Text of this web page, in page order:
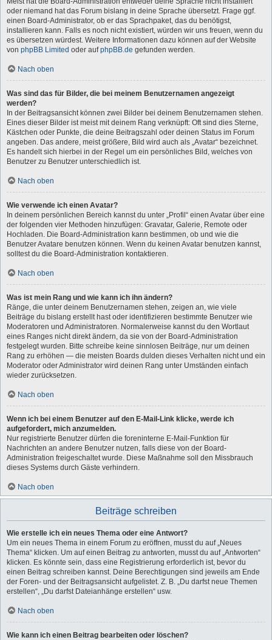
oder niemand hat das Forum bislang in deine Sprache übersetzt. Frage ggf.
einen Board-Administrator, ob er das Sprachpaket, das du benötigst,
installieren kann. Falls es noch nicht existiert, würden wir uns freuen, wenn du
es übersetzen würdest. Weitere Informationen dazu können auf der Website
von phpBB Limited oder aufphpBB.de gefunden werden.
Nach oben
Was sind das für Bilder, die bei meinem Benutzernamen angezeigt
werden?
In der Beitragsansicht können zwei Bilder bei deinem Benutzernamen stehen.
Eines dieser Bilder ist meist mit deinem Rang verknüpft: Oft sind dies Sterne,
Kästchen oder Punkte, die deine Beitragszahl oder deinen Status im Forum
angeben. Das andere, meist größere, Bild wird auch als „Avatar“ bezeichnet.
Es handelt sich hierbei in der Regel um ein persönliches Bild, welches von
Benutzer zu Benutzer unterschiedlich ist.
Nach oben
Wie verwende ich einen Avatar?
In deinem persönlichen Bereich kannst du unter „Profil“ einen Avatar über eine
der folgenden vier Methoden hinzufügen: Gravatar, Galerie, Remote oder
Hochladen. Die Board-Administration kann bestimmen, ob und wie die
Benutzer Avatare benutzen können. Wenn du keinen Avatar benutzen kannst,
solltest du die Board-Administration kontaktieren.
Nach oben
Was ist mein Rang und wie kann ich ihn ändern?
Ränge, die unter deinem Benutzernamen stehen, zeigen an, wie viele
Beiträge du bislang erstellt hast oder identifizieren bestimmte Benutzer wie
Moderatoren und Administratoren. Normalerweise kannst du den Wortlaut
eines Ranges nicht direkt ändern, da sie von der Board-Administration
festgelegt wurden. Bitte schreibe keine sinnlosen Beiträge, nur um deinen
Rang zu erhöhen — die meisten Boards dulden dieses Verhalten nicht und ein
Moderator oder Administrator wird deinen Rang unter Umständen einfach
wieder zurücksetzen.
Nach oben
Wenn ich bei einem Benutzer auf den E-Mail-Link klicke, werde ich
aufgefordert, mich anzumelden.
Nur registrierte Benutzer dürfen die foreninterne E-Mail-Funktion für
Nachrichten an andere Benutzer nutzen, falls diese von der Board-
Administration freigeschaltet wurde. Diese Maßnahme soll den Missbrauch
dieses Systems durch Gäste verhindern.
Nach oben
Beiträge schreiben
Wie erstelle ich ein neues Thema oder eine Antwort?
Um ein neues Thema in einem Forum zu eröffnen, musst du auf „Neues
Thema“ klicken. Um auf einen Beitrag zu antworten, musst du auf „Antworten“
klicken. Es könnte sein, dass eine Registrierung erforderlich ist, bevor du
einen Beitrag schreiben kannst. Deine Berechtigungen sind jeweils am Ende
der Foren- und der Beitragsansicht aufgelistet. Z. B. „Du darfst neue Themen
erstellen“, „Du darfst Dateianhänge erstellen“ usw.
Nach oben
Wie kann ich einen Beitrag bearbeiten oder löschen?